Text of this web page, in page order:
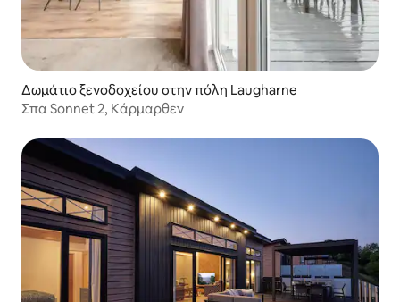
Δωμάτιο ξενοδοχείου στην πόλη Laugharne
Σπα Sonnet 2, Κάρμαρθεν